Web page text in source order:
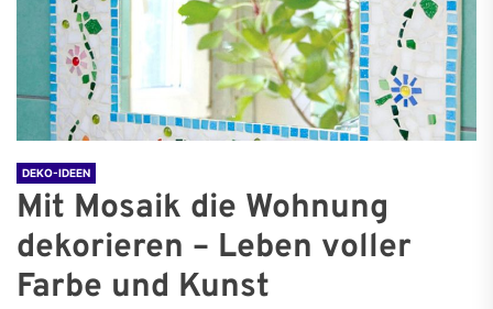
DEKO-IDEEN
Mit Mosaik die Wohnung
dekorieren – Leben voller
Farbe und Kunst